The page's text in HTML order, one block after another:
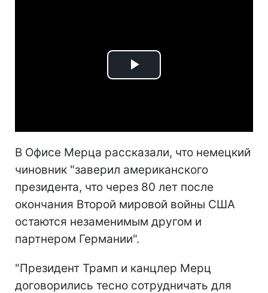
Play
В Офисе Мерца рассказали, что немецкий
чиновник "заверил американского
президента, что через 80 лет после
окончания Второй мировой войны США
остаются незаменимым другом и
партнером Германии".
"Президент Трамп и канцлер Мерц
договорились тесно сотрудничать для